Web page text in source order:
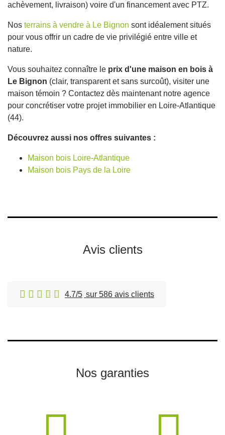
achèvement, livraison) voire d'un financement avec PTZ.
Nos terrains à vendre à Le Bignon sont idéalement situés
pour vous offrir un cadre de vie privilégié entre ville et
nature.
Vous souhaitez connaître le prix d'une maison en bois à
Le Bignon (clair, transparent et sans surcoût), visiter une
maison témoin ? Contactez dès maintenant notre agence
pour concrétiser votre projet immobilier en Loire-Atlantique
(44).
Découvrez aussi nos offres suivantes :
Maison bois Loire-Atlantique
Maison bois Pays de la Loire
Avis clients
4.7/5 sur 586 avis clients
Nos garanties